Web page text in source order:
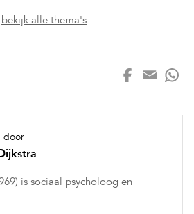
bekijk alle thema's
door
is sociaal psycholoog en